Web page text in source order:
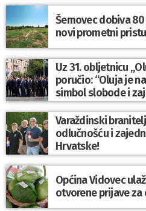
Šemovec dobiva
novi prometni
Uz 31. obljetnicu
poručio: “Oluja je
simbol slobode i
Varaždinski
odlučnošću i
Hrvatske!
Općina Vidovec
otvorene prijave